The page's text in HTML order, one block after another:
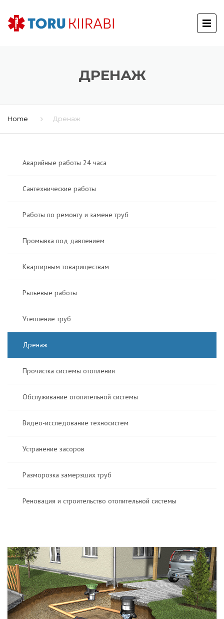
ДРЕНАЖ
Home Дренаж
Аварийные работы 24 часа
Сантехнические работы
Работы по ремонту и замене труб
Промывка под давлением
Квартирным товариществам
Рытьевые работы
Утепление труб
Дренаж
Прочистка системы отопления
Обслуживание отопительной системы
Видео-исследование техносистем
Устранение засоров
Разморозка замерзших труб
Реновация и строительство отопительной системы